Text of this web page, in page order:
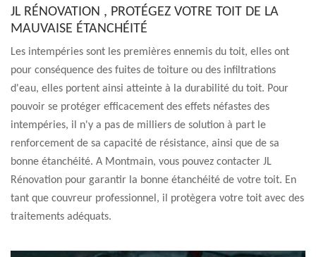
JL RÉNOVATION , PROTÉGEZ VOTRE TOIT DE LA
MAUVAISE ÉTANCHÉITÉ
Les intempéries sont les premières ennemis du toit, elles ont
pour conséquence des fuites de toiture ou des infiltrations
d'eau, elles portent ainsi atteinte à la durabilité du toit. Pour
pouvoir se protéger efficacement des effets néfastes des
intempéries, il n'y a pas de milliers de solution à part le
renforcement de sa capacité de résistance, ainsi que de sa
bonne étanchéité. A Montmain, vous pouvez contacter JL
Rénovation pour garantir la bonne étanchéité de votre toit. En
tant que couvreur professionnel, il protègera votre toit avec des
traitements adéquats.